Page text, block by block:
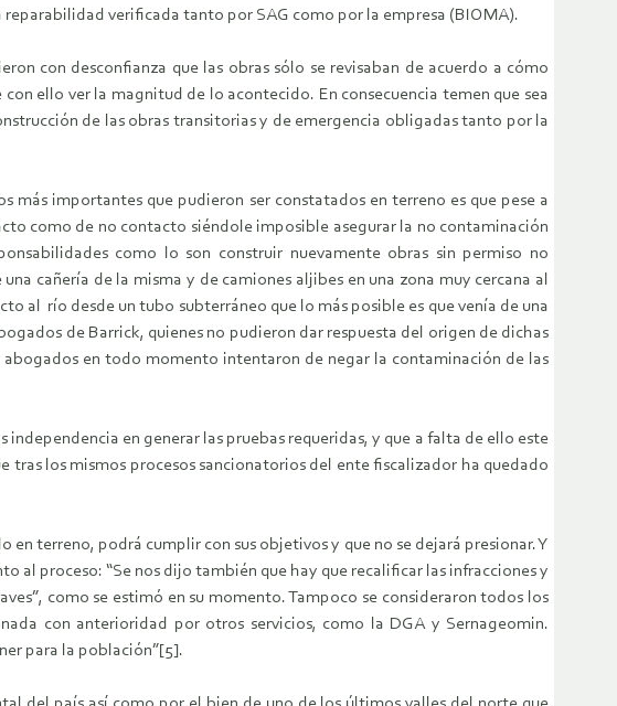
verificada tanto por SAG como por la empresa (BIOMA).
con desconfianza que las obras sólo se revisaban de acuerdo a cómo
ello ver la magnitud de lo acontecido. En consecuencia temen que sea
de las obras transitorias y de emergencia obligadas tanto por la
más importantes que pudieron ser constatados en terreno es que pese a
como de no contacto siéndole imposible asegurar la no contaminación
como lo son construir nuevamente obras sin permiso no
cañería de la misma y de camiones aljibes en una zona muy cercana al
al río desde un tubo subterráneo que lo más posible es que venía de una
de Barrick, quienes no pudieron dar respuesta del origen de dichas
abogados en todo momento intentaron de negar la contaminación de las
en generar las pruebas requeridas, y que a falta de ello este
los mismos procesos sancionatorios del ente fiscalizador ha quedado
terreno, podrá cumplir con sus objetivos y que no se dejará presionar. Y
al proceso: “Se nos dijo también que hay que recalificar las infracciones y
como se estimó en su momento. Tampoco se consideraron todos los
con anterioridad por otros servicios, como la DGA y Sernageomin.
para la población”[5].